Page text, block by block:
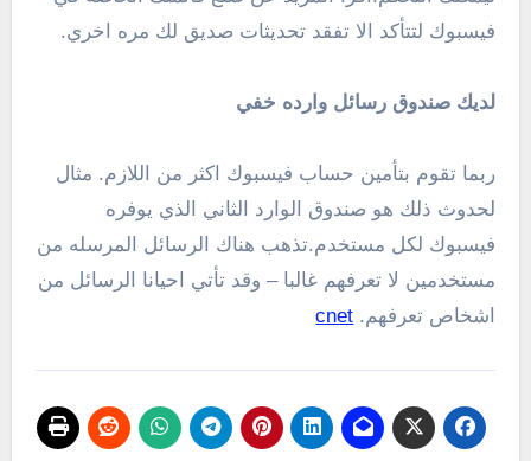
فيسبوك لتتأكد الا تفقد تحديثات صديق لك مره اخري.
لديك صندوق رسائل وارده خفي
ربما تقوم بتأمين حساب فيسبوك اكثر من اللازم. مثال
لحدوث ذلك هو صندوق الوارد الثاني الذي يوفره
فيسبوك لكل مستخدم.تذهب هناك الرسائل المرسله من
مستخدمين لا تعرفهم غالبا – وقد تأتي احيانا الرسائل من
اشخاص تعرفهم. cnet